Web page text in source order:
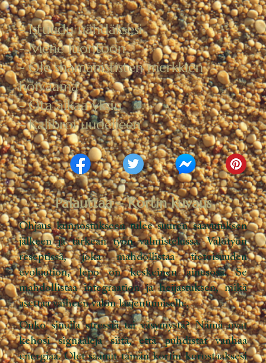
- Istuudu nähdäksesi
- Mene luontoon
- Ole shamanististen merkkien
hoivaama
- Ota aikaa yksin
- Kalibroi uudelleen
Palauttaa – Kortin kuvaus
Ohjaus kunnostukseen tulee suuren saavutuksen
jälkeen ja tärkeän työn valmistelussa. Valotyön
reseptissä, joka mahdollistaa tietoisuuden
evoluution, lepo on keskeinen ainesosa. Se
mahdollistaa integraation ja heijastuksen, mikä
asettaa vaiheen valon laajentumiselle.
Onko sinulla stressiä tai väsymystä? Nämä ovat
kehosi signaaleja siitä, että puhdistat vanhaa
energiaa. Olet saanut tämän kortin korostaaksesi